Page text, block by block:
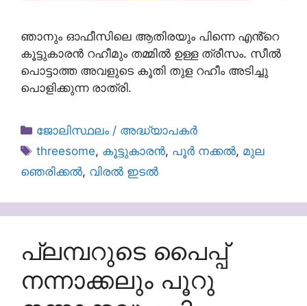
ഞാനും ഓഫീസിലെ ആതിരയും പിന്നെ എൻ്റെ
കൂട്ടുകാരൻ റഹീമും തമ്മിൽ ഉള്ള ത്രീസം. സീൽ
പൊട്ടാത്ത അവളുടെ കൂതി തുള റഹീം അടിച്ചു
പൊളിക്കുന്ന രാത്രി.
Categories
ജോലിസ്ഥലം / അദ്ധ്യാപകർ
Tags
threesome, കൂട്ടുകാരൻ, പൂർ നക്കൽ, മുല
ഞെരിക്കൽ, വിരൽ ഇടൽ
പ്ലമ്പറുടെ പൈപ്പ്‌
നന്നാക്കലും പൂറു